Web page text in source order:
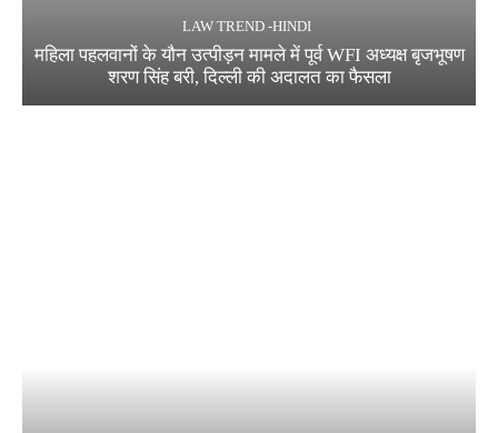
LAW TREND -HINDI
महिला पहलवानों के यौन उत्पीड़न मामले में पूर्व WFI अध्यक्ष बृजभूषण
शरण सिंह बरी, दिल्ली की अदालत का फैसला